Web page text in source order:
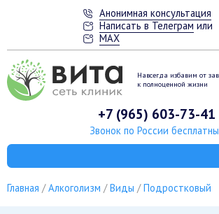
Анонимная консультация
Написать в Телеграм или
MAX
Навсегда избавим от
к полноценной жизни
+7 (965) 603-73-41
Звонок по России
Главная Алкоголизм Виды Подростковый